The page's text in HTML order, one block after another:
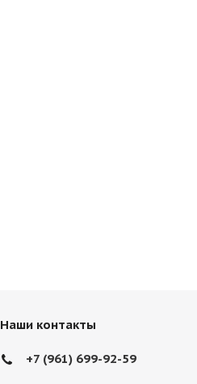
Наши контакты
+7 (961) 699-92-59